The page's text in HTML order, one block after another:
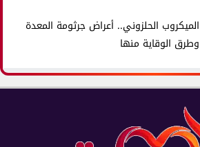
الميكروب الحلزوني.. أعراض جرثومة المعدة
وطرق الوقاية منها